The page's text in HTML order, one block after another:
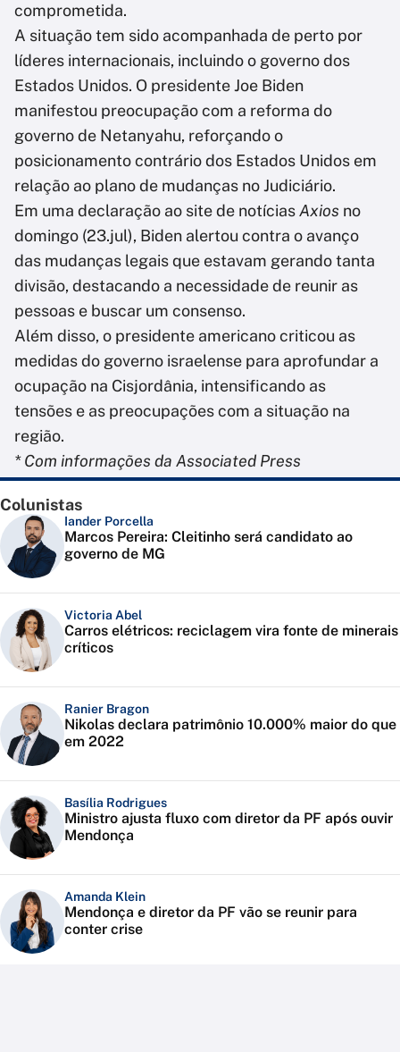
comprometida.
A situação tem sido acompanhada de perto por
líderes internacionais, incluindo o governo dos
Estados Unidos. O presidente Joe Biden
manifestou preocupação com a reforma do
governo de Netanyahu, reforçando o
posicionamento contrário dos Estados Unidos em
relação ao plano de mudanças no Judiciário.
Em uma declaração ao site de notíciasAxios no
domingo (23.jul), Biden alertou contra o avanço
das mudanças legais que estavam gerando tanta
divisão, destacando a necessidade de reunir as
pessoas e buscar um consenso.
Além disso, o presidente americano criticou as
medidas do governo israelense para aprofundar a
ocupação na Cisjordânia, intensificando as
tensões e as preocupações com a situação na
região.
* Com informações da Associated Press
Colunistas
Iander Porcella
Marcos Pereira: Cleitinho será candidato ao
governo de MG
Victoria Abel
Carros elétricos: reciclagem vira fonte de minerais
críticos
Ranier Bragon
Nikolas declara patrimônio 10.000% maior do que
em 2022
Basília Rodrigues
Ministro ajusta fluxo com diretor da PF após ouvir
Mendonça
Amanda Klein
Mendonça e diretor da PF vão se reunir para
conter crise